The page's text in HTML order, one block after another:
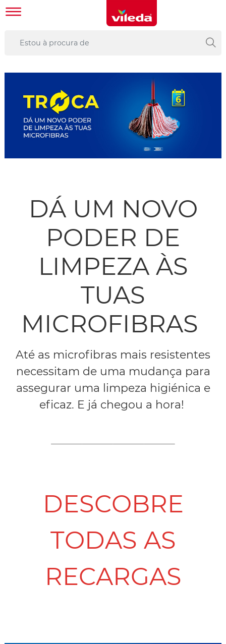
DÁ UM NOVO
PODER DE
LIMPEZA ÀS
TUAS
MICROFIBRAS
Até as microfibras mais resistentes
necessitam de uma mudança para
assegurar uma limpeza higiénica e
eficaz. E já chegou a hora!
DESCOBRE
TODAS AS
RECARGAS